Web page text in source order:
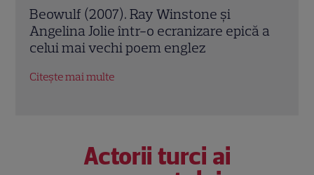
Ray Winstone și
într-o ecranizare epică a
poem englez
Jack Ryan: Agentul
Chris Pine și Kevin
contra cronometru
Actorii turci ai